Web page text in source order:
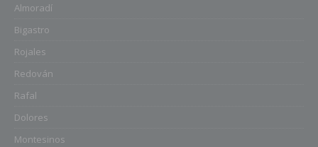
Almoradí
Bigastro
Rojales
Redován
Rafal
Dolores
Montesinos